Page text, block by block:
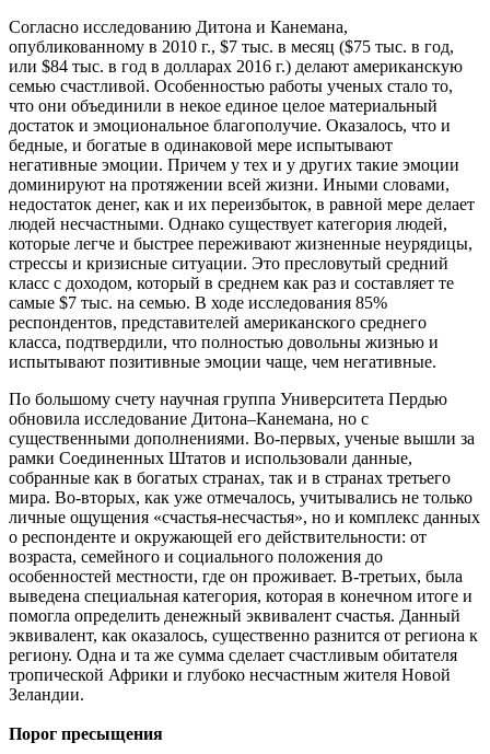
Согласно исследованию Дитона и Канемана,
опубликованному в 2010 г., $7 тыс. в месяц ($75 тыс. в год,
или $84 тыс. в год в долларах 2016 г.) делают американскую
семью счастливой. Особенностью работы ученых стало то,
что они объединили в некое единое целое материальный
достаток и эмоциональное благополучие. Оказалось, что и
бедные, и богатые в одинаковой мере испытывают
негативные эмоции. Причем у тех и у других такие эмоции
доминируют на протяжении всей жизни. Иными словами,
недостаток денег, как и их переизбыток, в равной мере делает
людей несчастными. Однако существует категория людей,
которые легче и быстрее переживают жизненные неурядицы,
стрессы и кризисные ситуации. Это пресловутый средний
класс с доходом, который в среднем как раз и составляет те
самые $7 тыс. на семью. В ходе исследования 85%
респондентов, представителей американского среднего
класса, подтвердили, что полностью довольны жизнью и
испытывают позитивные эмоции чаще, чем негативные.
По большому счету научная группа Университета Пердью
обновила исследование Дитона–Канемана, но с
существенными дополнениями. Во-первых, ученые вышли за
рамки Соединенных Штатов и использовали данные,
собранные как в богатых странах, так и в странах третьего
мира. Во-вторых, как уже отмечалось, учитывались не только
личные ощущения «счастья-несчастья», но и комплекс данных
о респонденте и окружающей его действительности: от
возраста, семейного и социального положения до
особенностей местности, где он проживает. В-третьих, была
выведена специальная категория, которая в конечном итоге и
помогла определить денежный эквивалент счастья. Данный
эквивалент, как оказалось, существенно разнится от региона к
региону. Одна и та же сумма сделает счастливым обитателя
тропической Африки и глубоко несчастным жителя Новой
Зеландии.
Порог пресыщения